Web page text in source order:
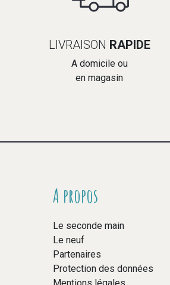
LIVRAISON RAPIDE
A domicile ou
en magasin
A propos
Le seconde main
Le neuf
Partenaires
Protection des données
Mentions légales